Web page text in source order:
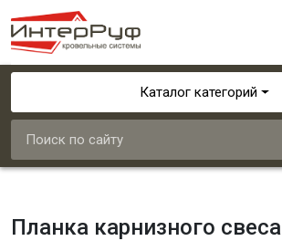
Каталог категорий
Планка карнизного свеса